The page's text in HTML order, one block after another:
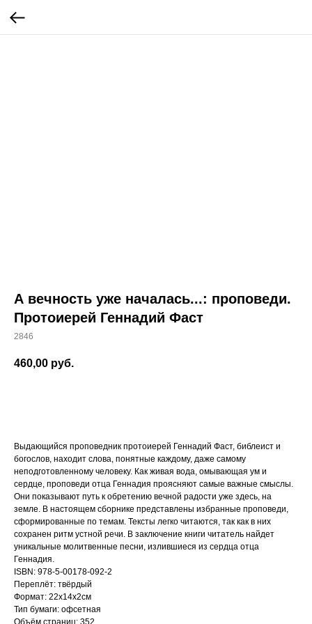
А вечность уже началась...: проповеди.
Протоиерей Геннадий Фаст
2846
460,00 руб.
Выдающийся проповедник протоиерей Геннадий Фаст, библеист и
богослов, находит слова, понятные каждому, даже самому
неподготовленному человеку. Как живая вода, омывающая ум и
сердце, проповеди отца Геннадия проясняют самые важные смыслы.
Они показывают путь к обретению вечной радости уже здесь, на
земле. В настоящем сборнике представлены избранные проповеди,
сформированные по темам. Тексты легко читаются, так как в них
сохранен ритм устной речи. В заключение книги читатель найдет
уникальные молитвенные песни, излившиеся из сердца отца
Геннадия.
ISBN: 978-5-00178-092-2
Переплёт: твёрдый
Формат: 22х14х2см
Тип бумаги: офсетная